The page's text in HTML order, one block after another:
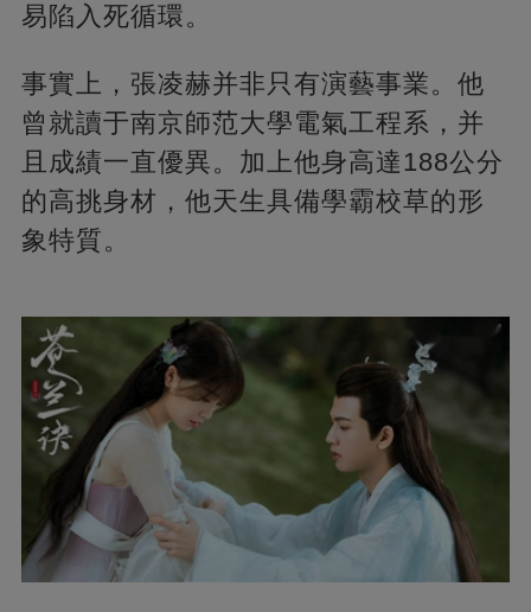
易陷入死循環。
事實上，張凌赫并非只有演藝事業。他
曾就讀于南京師范大學電氣工程系，并
且成績一直優異。加上他身高達188公分
的高挑身材，他天生具備學霸校草的形
象特質。